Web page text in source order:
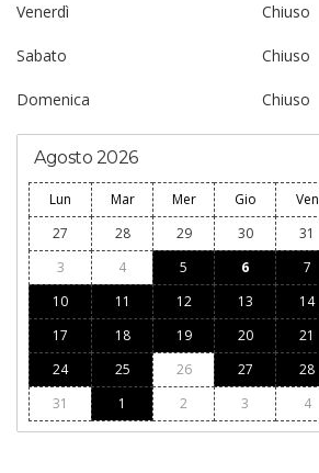
Venerdì Chiuso
Sabato Chiuso
Domenica Chiuso
Agosto 2026
Lun Mar Mer Gio Ven
27
28 29 30 31
3
4 5 6 7
10
11 12 13 14
17
18 19 20 21
24
25 26 27 28
31
1 2 3 4